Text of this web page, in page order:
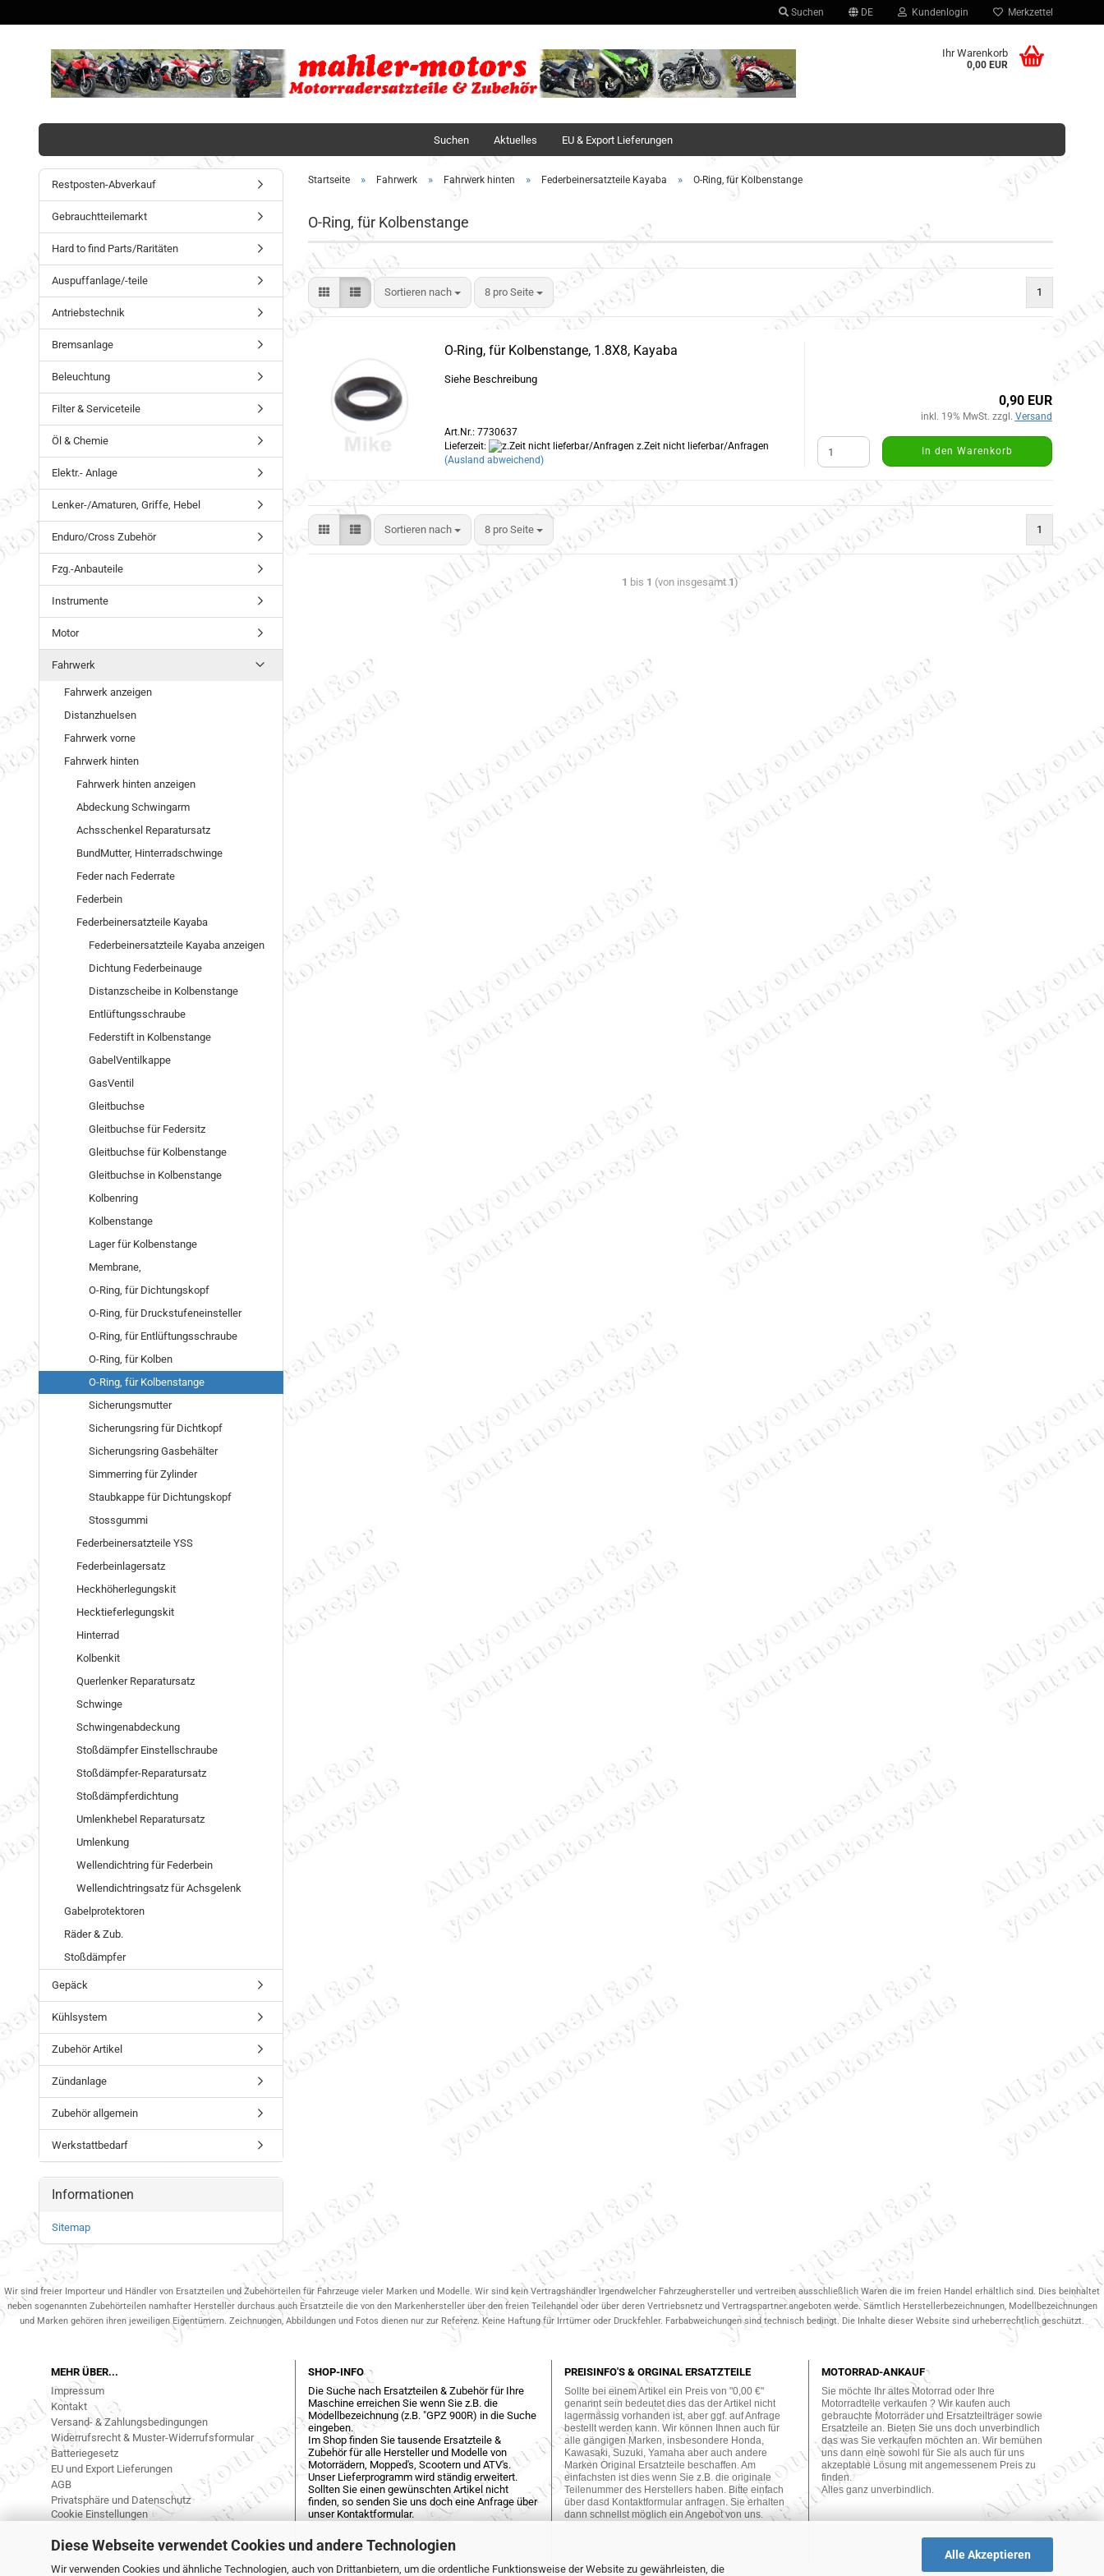
Diese Webseite verwendet Cookies und andere Technologien
Wir verwenden Cookies und ähnliche Technologien, auch von Drittanbietern, um die ordentliche Funktionsweise der Website zu gewährleisten, die
Alle Akzeptieren
Suchen DE
Sprache auswählen
Kundenlogin
Konto erstellen
Merkzettel
Ihr Warenkorb
0,00 EUR
Suchen Aktuelles EU & Export Lieferungen
Startseite » Fahrwerk » Fahrwerk hinten » Federbeinersatzteile Kayaba » O-Ring, für Kolbenstange
O-Ring, für Kolbenstange
Sortieren nach 8 pro Seite 1
O-Ring, für Kolbenstange, 1.8X8, Kayaba
Siehe Beschreibung
Art.Nr.: 7730637
Lieferzeit:
z.Zeit nicht lieferbar/Anfragen
(Ausland abweichend)
0,90 EUR
inkl. 19% MwSt. zzgl. Versand
In den Warenkorb
Sortieren nach 8 pro Seite 1
1 bis 1 (von insgesamt1)
Restposten-Abverkauf
Gebrauchtteilemarkt
Hard to find Parts/Raritäten
Auspuffanlage/-teile
Antriebstechnik
Bremsanlage
Beleuchtung
Filter & Serviceteile
Öl & Chemie
Elektr.- Anlage
Lenker-/Amaturen, Griffe, Hebel
Enduro/Cross Zubehör
Fzg.-Anbauteile
Instrumente
Motor
Fahrwerk
Fahrwerk anzeigen
Distanzhuelsen
Fahrwerk vorne
Fahrwerk hinten
Fahrwerk hinten anzeigen
Abdeckung Schwingarm
Achsschenkel Reparatursatz
BundMutter, Hinterradschwinge
Feder nach Federrate
Federbein
Federbeinersatzteile Kayaba
Federbeinersatzteile Kayaba anzeigen
Dichtung Federbeinauge
Distanzscheibe in Kolbenstange
Entlüftungsschraube
Federstift in Kolbenstange
GabelVentilkappe
GasVentil
Gleitbuchse
Gleitbuchse für Federsitz
Gleitbuchse für Kolbenstange
Gleitbuchse in Kolbenstange
Kolbenring
Kolbenstange
Lager für Kolbenstange
Membrane,
O-Ring, für Dichtungskopf
O-Ring, für Druckstufeneinsteller
O-Ring, für Entlüftungsschraube
O-Ring, für Kolben
O-Ring, für Kolbenstange
Sicherungsmutter
Sicherungsring für Dichtkopf
Sicherungsring Gasbehälter
Simmerring für Zylinder
Staubkappe für Dichtungskopf
Stossgummi
Federbeinersatzteile YSS
Federbeinlagersatz
Heckhöherlegungskit
Hecktieferlegungskit
Hinterrad
Kolbenkit
Querlenker Reparatursatz
Schwinge
Schwingenabdeckung
Stoßdämpfer Einstellschraube
Stoßdämpfer-Reparatursatz
Stoßdämpferdichtung
Umlenkhebel Reparatursatz
Umlenkung
Wellendichtring für Federbein
Wellendichtringsatz für Achsgelenk
Gabelprotektoren
Räder & Zub.
Stoßdämpfer
Gepäck
Kühlsystem
Zubehör Artikel
Zündanlage
Zubehör allgemein
Werkstattbedarf
Informationen
Sitemap
Wir sind freier Importeur und Händler von Ersatzteilen und Zubehörteilen für Fahrzeuge vieler Marken und Modelle. Wir sind kein Vertragshändler irgendwelcher Fahrzeughersteller und vertreiben ausschließlich Waren die im freien Handel erhältlich sind. Dies beinhaltet
neben sogenannten Zubehörteilen namhafter Hersteller durchaus auch Ersatzteile die von den Markenhersteller über den freien Teilehandel oder über deren Vertriebsnetz und Vertragspartner.angeboten werde. Sämtlich Herstellerbezeichnungen, Modellbezeichnungen
und Marken gehören ihren jeweiligen Eigentümern. Zeichnungen, Abbildungen und Fotos dienen nur zur Referenz. Keine Haftung für Irrtümer oder Druckfehler. Farbabweichungen sind technisch bedingt. Die Inhalte dieser Website sind urheberrechtlich geschützt.
MEHR ÜBER...
Impressum
Kontakt
Versand- & Zahlungsbedingungen
Widerrufsrecht & Muster-Widerrufsformular
Batteriegesetz
EU und Export Lieferungen
AGB
Privatsphäre und Datenschutz
Cookie Einstellungen
SHOP-INFO
Die Suche nach Ersatzteilen & Zubehör für Ihre
Maschine erreichen Sie wenn Sie z.B. die
Modellbezeichnung (z.B. "GPZ 900R) in die Suche
eingeben.
Im Shop finden Sie tausende Ersatzteile &
Zubehör für alle Hersteller und Modelle von
Motorrädern, Mopped's, Scootern und ATV's.
Unser Lieferprogramm wird ständig erweitert.
Sollten Sie einen gewünschten Artikel nicht
finden, so senden Sie uns doch eine Anfrage über
unser Kontaktformular.
PREISINFO'S & ORGINAL ERSATZTEILE
Sollte bei einem Artikel ein Preis von "0,00 €"
genannt sein bedeutet dies das der Artikel nicht
lagermässig vorhanden ist, aber ggf. auf Anfrage
bestellt werden kann. Wir können Ihnen auch für
alle gängigen Marken, insbesondere Honda,
Kawasaki, Suzuki, Yamaha aber auch andere
Marken Original Ersatzteile beschaffen. Am
einfachsten ist dies wenn Sie z.B. die originale
Teilenummer des Herstellers haben. Bitte einfach
über dasd Kontaktformular anfragen. Sie erhalten
dann schnellst möglich ein Angebot von uns.
MOTORRAD-ANKAUF
Sie möchte Ihr altes Motorrad oder Ihre
Motorradteile verkaufen ? Wir kaufen auch
gebrauchte Motorräder und Ersatzteilträger sowie
Ersatzteile an. Bieten Sie uns doch unverbindlich
das was Sie verkaufen möchten an. Wir bemühen
uns dann eine sowohl für Sie als auch für uns
akzeptable Lösung mit angemessenem Preis zu
finden.
Alles ganz unverbindlich.